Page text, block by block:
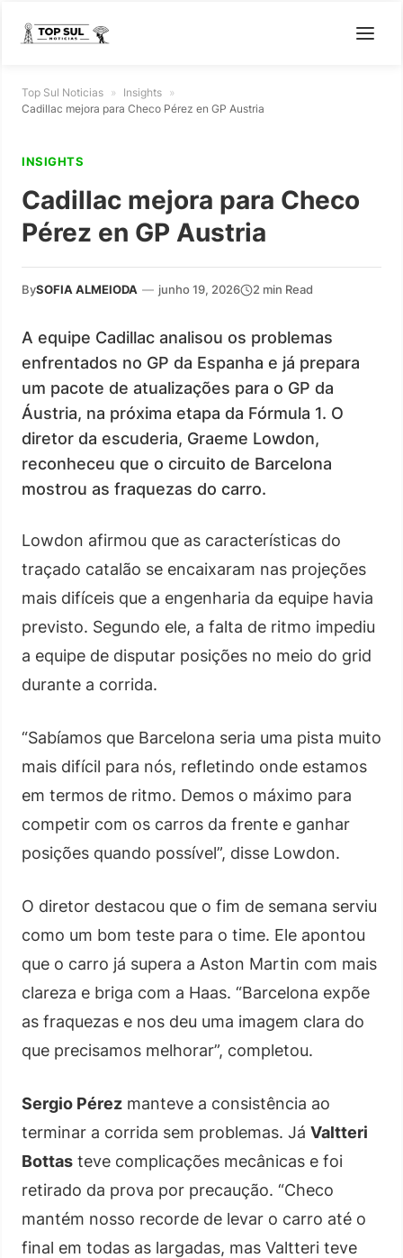
Top Sul Noticias » Insights »
Cadillac mejora para Checo Pérez en GP Austria
INSIGHTS
Cadillac mejora para Checo
Pérez en GP Austria
BySOFIA ALMEIODA — junho 19, 2026 2 min Read
A equipe Cadillac analisou os problemas
enfrentados no GP da Espanha e já prepara
um pacote de atualizações para o GP da
Áustria, na próxima etapa da Fórmula 1. O
diretor da escuderia, Graeme Lowdon,
reconheceu que o circuito de Barcelona
mostrou as fraquezas do carro.
Lowdon afirmou que as características do
traçado catalão se encaixaram nas projeções
mais difíceis que a engenharia da equipe havia
previsto. Segundo ele, a falta de ritmo impediu
a equipe de disputar posições no meio do grid
durante a corrida.
“Sabíamos que Barcelona seria uma pista muito
mais difícil para nós, refletindo onde estamos
em termos de ritmo. Demos o máximo para
competir com os carros da frente e ganhar
posições quando possível”, disse Lowdon.
O diretor destacou que o fim de semana serviu
como um bom teste para o time. Ele apontou
que o carro já supera a Aston Martin com mais
clareza e briga com a Haas. “Barcelona expõe
as fraquezas e nos deu uma imagem clara do
que precisamos melhorar”, completou.
Sergio Pérez manteve a consistência ao
terminar a corrida sem problemas. Já Valtteri
Bottas teve complicações mecânicas e foi
retirado da prova por precaução. “Checo
mantém nosso recorde de levar o carro até o
final em todas as largadas, mas Valtteri teve